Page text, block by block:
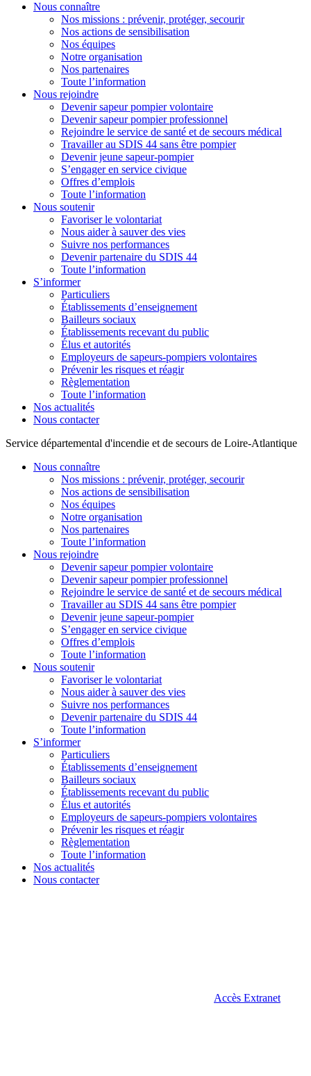
Nous connaître
Nos missions : prévenir, protéger, secourir
Nos actions de sensibilisation
Nos équipes
Notre organisation
Nos partenaires
Toute l’information
Nous rejoindre
Devenir sapeur pompier volontaire
Devenir sapeur pompier professionnel
Rejoindre le service de santé et de secours médical
Travailler au SDIS 44 sans être pompier
Devenir jeune sapeur-pompier
S’engager en service civique
Offres d’emplois
Toute l’information
Nous soutenir
Favoriser le volontariat
Nous aider à sauver des vies
Suivre nos performances
Devenir partenaire du SDIS 44
Toute l’information
S’informer
Particuliers
Établissements d’enseignement
Bailleurs sociaux
Établissements recevant du public
Élus et autorités
Employeurs de sapeurs-pompiers volontaires
Prévenir les risques et réagir
Règlementation
Toute l’information
Nos actualités
Nous contacter
Service départemental d'incendie et de secours de Loire-Atlantique
Nous connaître
Nos missions : prévenir, protéger, secourir
Nos actions de sensibilisation
Nos équipes
Notre organisation
Nos partenaires
Toute l’information
Nous rejoindre
Devenir sapeur pompier volontaire
Devenir sapeur pompier professionnel
Rejoindre le service de santé et de secours médical
Travailler au SDIS 44 sans être pompier
Devenir jeune sapeur-pompier
S’engager en service civique
Offres d’emplois
Toute l’information
Nous soutenir
Favoriser le volontariat
Nous aider à sauver des vies
Suivre nos performances
Devenir partenaire du SDIS 44
Toute l’information
S’informer
Particuliers
Établissements d’enseignement
Bailleurs sociaux
Établissements recevant du public
Élus et autorités
Employeurs de sapeurs-pompiers volontaires
Prévenir les risques et réagir
Règlementation
Toute l’information
Nos actualités
Nous contacter
Accès Extranet